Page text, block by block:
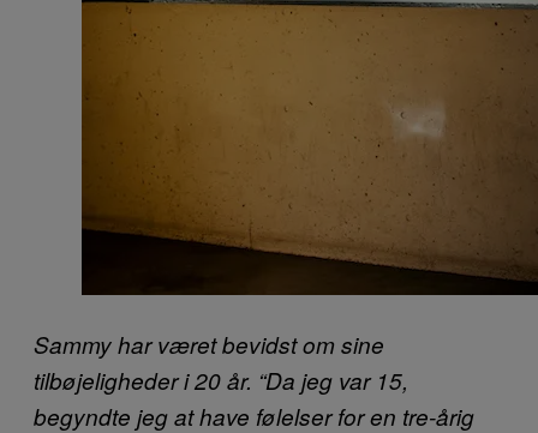
Sammy har været bevidst om sine
tilbøjeligheder i 20 år. “Da jeg var 15,
begyndte jeg at have følelser for en tre-årig